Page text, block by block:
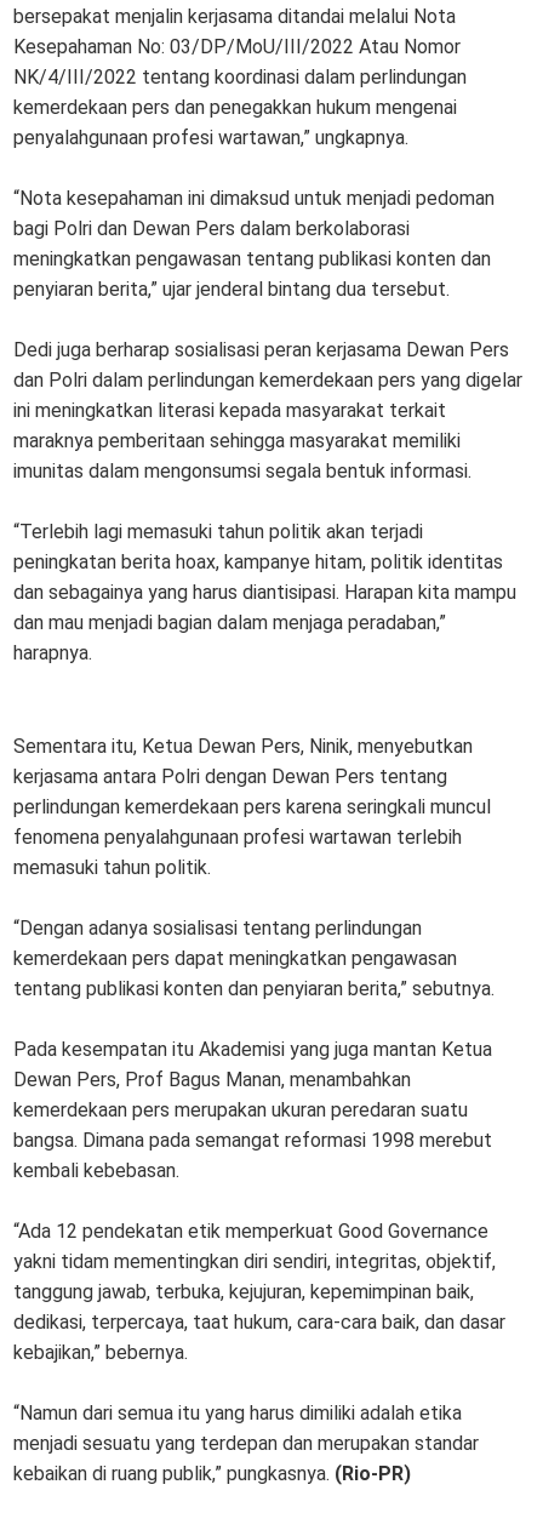
bersepakat menjalin kerjasama ditandai melalui Nota
Kesepahaman No: 03/DP/MoU/III/2022 Atau Nomor
NK/4/III/2022 tentang koordinasi dalam perlindungan
kemerdekaan pers dan penegakkan hukum mengenai
penyalahgunaan profesi wartawan,” ungkapnya.
“Nota kesepahaman ini dimaksud untuk menjadi pedoman
bagi Polri dan Dewan Pers dalam berkolaborasi
meningkatkan pengawasan tentang publikasi konten dan
penyiaran berita,” ujar jenderal bintang dua tersebut.
Dedi juga berharap sosialisasi peran kerjasama Dewan Pers
dan Polri dalam perlindungan kemerdekaan pers yang digelar
ini meningkatkan literasi kepada masyarakat terkait
maraknya pemberitaan sehingga masyarakat memiliki
imunitas dalam mengonsumsi segala bentuk informasi.
“Terlebih lagi memasuki tahun politik akan terjadi
peningkatan berita hoax, kampanye hitam, politik identitas
dan sebagainya yang harus diantisipasi. Harapan kita mampu
dan mau menjadi bagian dalam menjaga peradaban,”
harapnya.
Sementara itu, Ketua Dewan Pers, Ninik, menyebutkan
kerjasama antara Polri dengan Dewan Pers tentang
perlindungan kemerdekaan pers karena seringkali muncul
fenomena penyalahgunaan profesi wartawan terlebih
memasuki tahun politik.
“Dengan adanya sosialisasi tentang perlindungan
kemerdekaan pers dapat meningkatkan pengawasan
tentang publikasi konten dan penyiaran berita,” sebutnya.
Pada kesempatan itu Akademisi yang juga mantan Ketua
Dewan Pers, Prof Bagus Manan, menambahkan
kemerdekaan pers merupakan ukuran peredaran suatu
bangsa. Dimana pada semangat reformasi 1998 merebut
kembali kebebasan.
“Ada 12 pendekatan etik memperkuat Good Governance
yakni tidam mementingkan diri sendiri, integritas, objektif,
tanggung jawab, terbuka, kejujuran, kepemimpinan baik,
dedikasi, terpercaya, taat hukum, cara-cara baik, dan dasar
kebajikan,” bebernya.
“Namun dari semua itu yang harus dimiliki adalah etika
menjadi sesuatu yang terdepan dan merupakan standar
kebaikan di ruang publik,” pungkasnya. (Rio-PR)